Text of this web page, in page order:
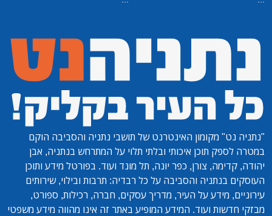
"נתניה נט" מקומון האינטרנט של תושבי נתניה והסביבה הוקם
במטרה לספק תוכן איכותי ובלתי תלוי על המתרחש בנתניה, אבן
יהודה, קדימה, צורן, כפר יונה, תל מונד ועוד. בפורטל מידע ותוכן
העוסקים בנתניה והסביבה על כל רבדיה: תרבות ובילוי, שירותים
עירוניים, מידע על העיר, מדריך עסקים, חברה, רכילות, ספורט,
מבזקי חדשות ועוד. המידע המופיע באתר זה אינו מהווה מידע משפטי